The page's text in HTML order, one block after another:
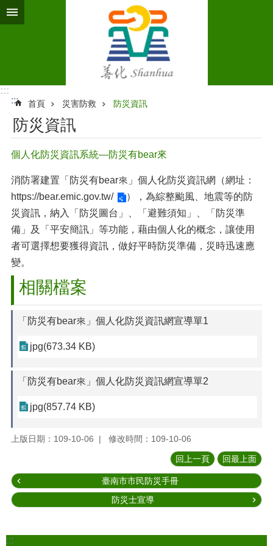
跳到主要內容區塊
:::
:::
首頁 災害防救 防災資訊
防災資訊
個人化防災資訊系統—防災有bear來
消防署建置「防災有bear來」個人化防災資訊網（網址：
https://bear.emic.gov.tw/
），為綜整颱風、地震等的防
災資訊，納入「防災圖台」、「避難須知」、「防災準
備」及「平安簡訊」等功能，藉由個人化的概念，讓使用
者可選擇想要獲得資訊，做好平時防災準備，災時迅速應
變。
相關檔案
「防災有bear來」個人化防災資訊網宣導單1
jpg(673.34 KB)
「防災有bear來」個人化防災資訊網宣導單2
jpg(857.74 KB)
上版日期：109-10-06 修改時間：109-10-06
回上一頁 回最上面
臺南市市民防災手冊
防災士宣導
:::